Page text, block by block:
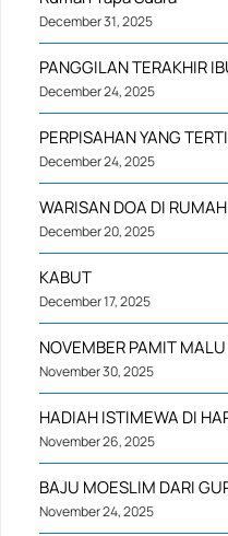
December 31, 2025
PANGGILAN TERAKHIR
December 24, 2025
PERPISAHAN YANG
December 24, 2025
WARISAN DOA DI
December 20, 2025
KABUT
December 17, 2025
NOVEMBER PAMIT
November 30, 2025
HADIAH ISTIMEWA DI
November 26, 2025
BAJU MOESLIM DARI
November 24, 2025